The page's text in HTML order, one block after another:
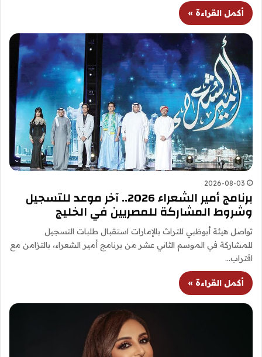
أكمل القراءة »
2026-08-03
برنامج أمير الشعراء 2026.. آخر موعد للتسجيل
وشروط المشاركة للمصريين في الخليج
تواصل هيئة أبوظبي للتراث بالإمارات استقبال طلبات التسجيل
للمشاركة في الموسم الثاني عشر من برنامج أمير الشعراء، بالتزامن مع
اقتراب…
أكمل القراءة »